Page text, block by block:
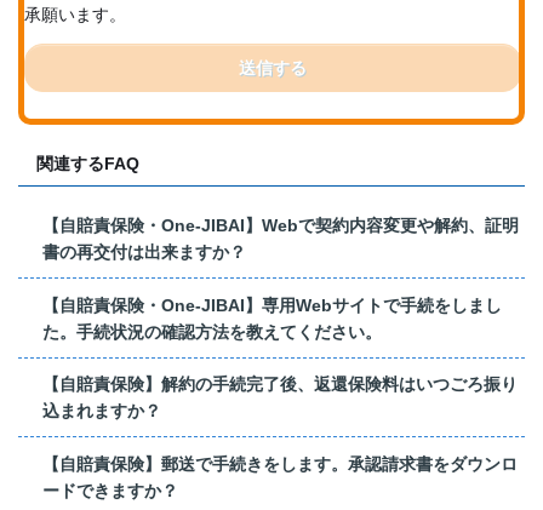
承願います。
送信する
関連するFAQ
【自賠責保険・One-JIBAI】Webで契約内容変更や解約、証明
書の再交付は出来ますか？
【自賠責保険・One-JIBAI】専用Webサイトで手続をしまし
た。手続状況の確認方法を教えてください。
【自賠責保険】解約の手続完了後、返還保険料はいつごろ振り
込まれますか？
【自賠責保険】郵送で手続きをします。承認請求書をダウンロ
ードできますか？